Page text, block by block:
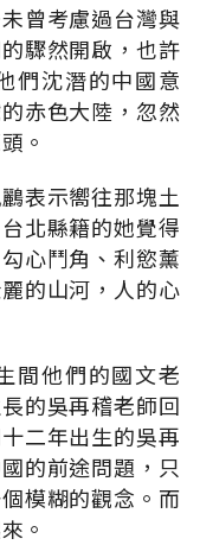
曾考慮過台灣與
驟然開啟，也許
們沈潛的中國意
赤色大陸，忽然
。
表示嚮往那塊土
北縣籍的她覺得
心鬥角、利慾薰
的山河，人的心
間他們的國文老
的吳再稽老師回
二年出生的吳再
的前途問題，只
模糊的觀念。而
。